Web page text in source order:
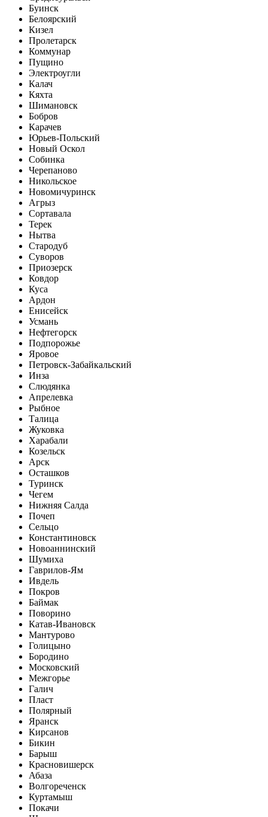
Буинск
Белоярский
Кизел
Пролетарск
Коммунар
Пущино
Электроугли
Калач
Кяхта
Шимановск
Бобров
Карачев
Юрьев-Польский
Новый Оскол
Собинка
Черепаново
Никольское
Новомичуринск
Агрыз
Сортавала
Терек
Нытва
Стародуб
Суворов
Приозерск
Ковдор
Куса
Ардон
Енисейск
Усмань
Нефтегорск
Подпорожье
Яровое
Петровск-Забайкальский
Инза
Слюдянка
Апрелевка
Рыбное
Талица
Жуковка
Харабали
Козельск
Арск
Осташков
Туринск
Чегем
Нижняя Салда
Почеп
Сельцо
Константиновск
Новоаннинский
Шумиха
Гаврилов-Ям
Ивдель
Покров
Баймак
Поворино
Катав-Ивановск
Мантурово
Голицыно
Бородино
Московский
Межгорье
Галич
Пласт
Полярный
Яранск
Кирсанов
Бикин
Барыш
Красновишерск
Абаза
Волгореченск
Куртамыш
Покачи